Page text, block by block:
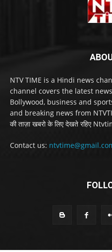
NTV TIME is a Hindi news
channel covers the latest
Bollywood, business and
and breaking news from
की ताज़ा खबरो के लिए देखते रहिए
Contact us: